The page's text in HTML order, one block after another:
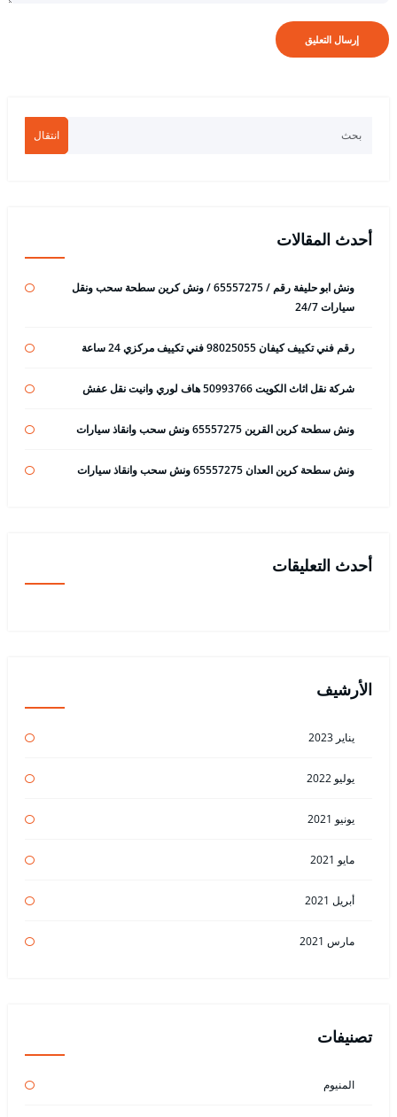
انتقال
أحدث المقالات
ونش ابو حليفة رقم / 65557275 / ونش كرين سطحة سحب ونقل
سيارات 24/7
رقم فني تكييف كيفان 98025055 فني تكييف مركزي 24 ساعة
شركة نقل اثاث الكويت 50993766 هاف لوري وانيت نقل عفش
ونش سطحة كرين القرين 65557275 ونش سحب وانقاذ سيارات
ونش سطحة كرين العدان 65557275 ونش سحب وانقاذ سيارات
أحدث التعليقات
الأرشيف
يناير 2023
يوليو 2022
يونيو 2021
مايو 2021
أبريل 2021
مارس 2021
تصنيفات
المنيوم